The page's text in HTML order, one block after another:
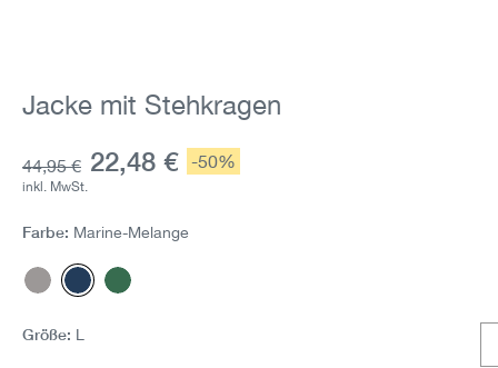
Jacke mit Stehkragen
Grundpreis:
44,95 € Aktueller Preis:
22,48 € Rabatt:
-50%
inkl. MwSt.
Farbe: Marine-Melange
Stone Grau-Melange
Marine-Melange
Dark Green Melange
Größe: L